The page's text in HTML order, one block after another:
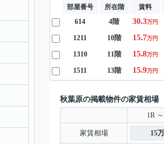
部屋番号 所在階 賃料
614
4階 30.3万円
1211 10階 15.7万円
1310 11階 15.8万円
1511 13階 15.9万円
秋葉原の掲載物件の家賃相場
1R
家賃相場 15